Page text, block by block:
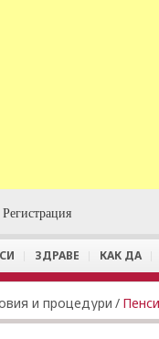
Регистрация
ЗДРАВЕ КАК ДА
и процедури /